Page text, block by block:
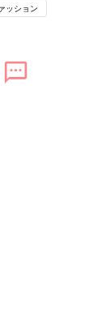
ッション